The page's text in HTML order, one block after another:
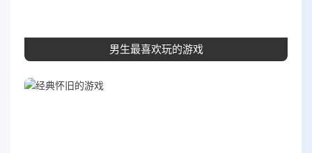
男生最喜欢玩的游戏